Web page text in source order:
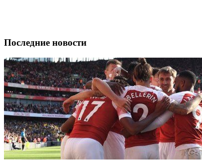
Последние новости